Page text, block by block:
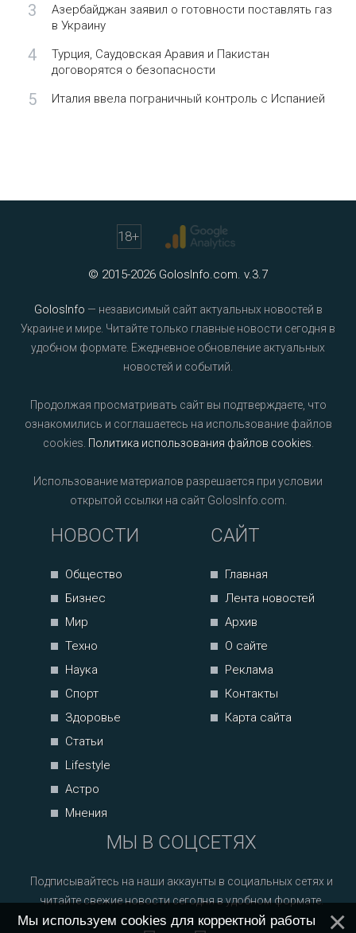
3
Азербайджан заявил о готовности поставлять газ
в Украину
4
Турция, Саудовская Аравия и Пакистан
договорятся о безопасности
5 Италия ввела пограничный контроль с Испанией
18+
© 2015-2026 GolosInfo.com. v.3.7
GolosInfo — независимый сайт актуальных новостей в
Украине и мире. Читайте только главные новости сегодня в
удобном формате. Ежедневное обновление актуальных
новостей и событий.
Продолжая просматривать сайт вы подтверждаете, что
ознакомились и соглашаетесь на использование файлов
cookies. Политика использования файлов cookies
Использование материалов разрешается при условии
открытой ссылки на сайт GolosInfo.com.
НОВОСТИ
Общество
Бизнес
Мир
Техно
Наука
Спорт
Здоровье
Статьи
Lifestyle
Астро
Мнения
САЙТ
Главная
Лента новостей
Архив
О сайте
Реклама
Контакты
Карта сайта
МЫ В СОЦСЕТЯХ
Подписывайтесь на наши аккаунты в социальных сетях и
читайте свежие новости сегодня в удобном формате.
Мы используем cookies для корректной работы